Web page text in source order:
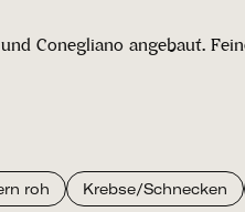
Conegliano angebaut.
roh Krebse/Schnecken